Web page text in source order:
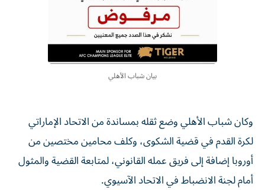
بيان شباب الأهلي
وكان شباب الأهلي وضع ثقله بمساندة من الاتحاد الإماراتي
لكرة القدم في قضية الشكوى، وكلف محامين مختصين من
أوروبا إضافة إلى فريق عمله القانوني، لمتابعة القضية والمثول
أمام لجنة الانضباط في الاتحاد الآسيوي.